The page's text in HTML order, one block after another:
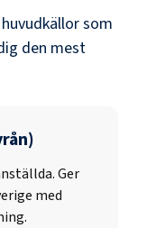
som
den mest
Ger
med